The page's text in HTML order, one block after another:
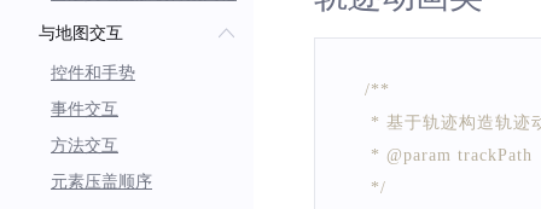
与地图交互
控件和手势
事件交互
方法交互
元素压盖顺序
/**
* 基于轨迹构造轨迹
     * @param trackPath
     */